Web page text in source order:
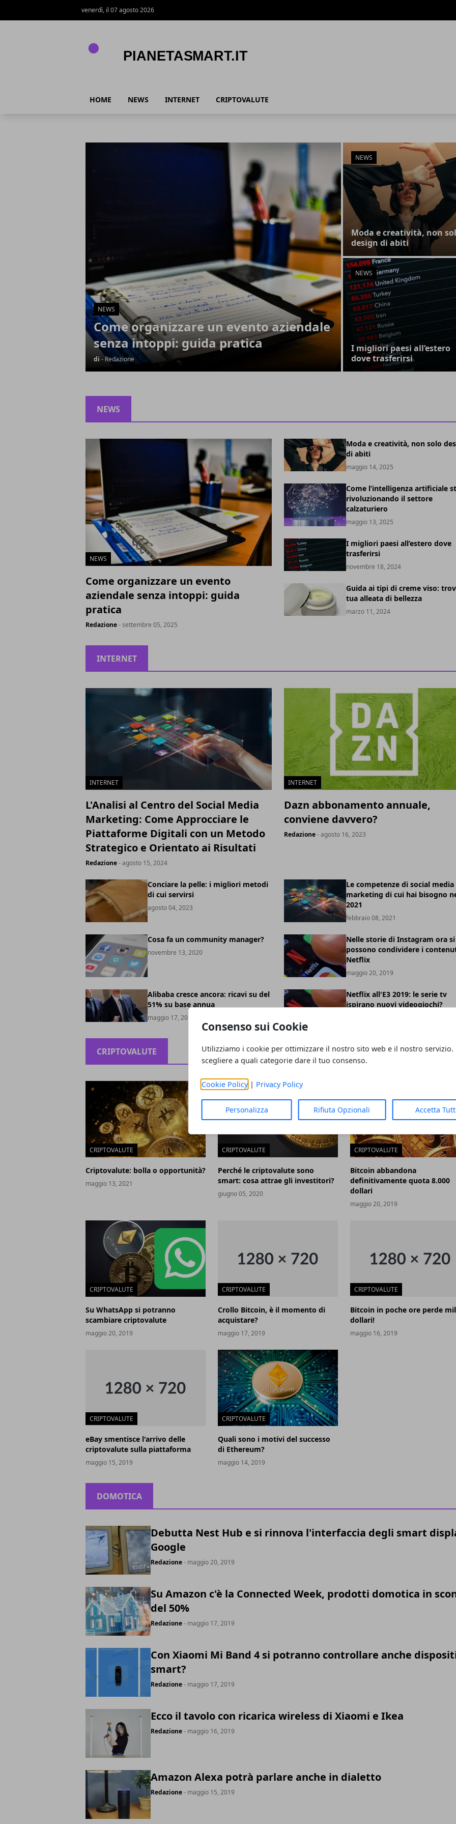
Consenso sui Cookie
Utilizziamo i cookie per ottimizzare il nostro sito web e il nostro servizio.
scegliere a quali categorie dare il tuo consenso.
Cookie Policy| Privacy Policy
Personalizza Rifiuta Opzionali Accetta
venerdì, il 07 agosto 2026
HOME NEWS INTERNET CRIPTOVALUTE
NEWS
Come organizzare un evento aziendale
senza intoppi: guida pratica
di - Redazione
NEWS
Moda e creatività, non
design di abiti
NEWS
I migliori paesi all’estero
dove trasferirsi
NEWS
NEWS
Come organizzare un evento
aziendale senza intoppi: guida
pratica
Redazione- settembre 05, 2025
Moda e creatività, non solo
di abiti
maggio 14, 2025
Come l’intelligenza artificiale
rivoluzionando il settore
calzaturiero
maggio 13, 2025
I migliori paesi all’estero dove
trasferirsi
novembre 18, 2024
Guida ai tipi di creme viso:
tua alleata di bellezza
marzo 11, 2024
INTERNET
INTERNET
L'Analisi al Centro del Social Media
Marketing: Come Approcciare le
Piattaforme Digitali con un Metodo
Strategico e Orientato ai Risultati
Redazione- agosto 15, 2024
INTERNET
Dazn abbonamento annuale,
conviene davvero?
Redazione- agosto 16, 2023
Conciare la pelle: i migliori metodi
di cui servirsi
agosto 04, 2023
Le competenze di social media
marketing di cui hai bisogno
2021
febbraio 08, 2021
Cosa fa un community manager?
novembre 13, 2020
Nelle storie di Instagram ora si
possono condividere i
Netflix
maggio 20, 2019
Alibaba cresce ancora: ricavi su del
51% su base annua
maggio 17, 2019
Netflix all'E3 2019: le serie tv
ispirano nuovi videogiochi?
CRIPTOVALUTE
CRIPTOVALUTE
Criptovalute: bolla o opportunità?
maggio 13, 2021
CRIPTOVALUTE
Perché le criptovalute sono
smart: cosa attrae gli investitori?
giugno 05, 2020
CRIPTOVALUTE
Bitcoin abbandona
definitivamente quota 8.000
dollari
maggio 20, 2019
CRIPTOVALUTE
Su WhatsApp si potranno
scambiare criptovalute
maggio 20, 2019
CRIPTOVALUTE
Crollo Bitcoin, è il momento di
acquistare?
maggio 17, 2019
CRIPTOVALUTE
Bitcoin in poche ore perde
dollari!
maggio 16, 2019
CRIPTOVALUTE
eBay smentisce l'arrivo delle
criptovalute sulla piattaforma
maggio 15, 2019
CRIPTOVALUTE
Quali sono i motivi del successo
di Ethereum?
maggio 14, 2019
DOMOTICA
Debutta Nest Hub e si rinnova l'interfaccia degli smart
Google
Redazione- maggio 20, 2019
Su Amazon c'è la Connected Week, prodotti domotica in
del 50%
Redazione- maggio 17, 2019
Con Xiaomi Mi Band 4 si potranno controllare anche
smart?
Redazione- maggio 17, 2019
Ecco il tavolo con ricarica wireless di Xiaomi e Ikea
Redazione- maggio 16, 2019
Amazon Alexa potrà parlare anche in dialetto
Redazione- maggio 15, 2019